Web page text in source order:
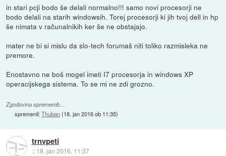
in stari pcji bodo še delali normalno!!! samo novi procesorji ne
bodo delali na starih windowsih. Torej procesorji ki jih tvoj dell in hp
še nimata v računalnikih ker še ne obstajajo.
mater ne bi si mislu da slo-tech forumaš niti toliko razmisleka ne
premore.
Enostavno ne boš mogel imeti I7 procesorja in windows XP
operacijskega sistema. To se mi ne zdi grozno.
Zgodovina sprememb…
spremenil:Thuban(18. jan 2016 ob 11:35)
trnvpeti
:: 18. jan 2016, 11:37